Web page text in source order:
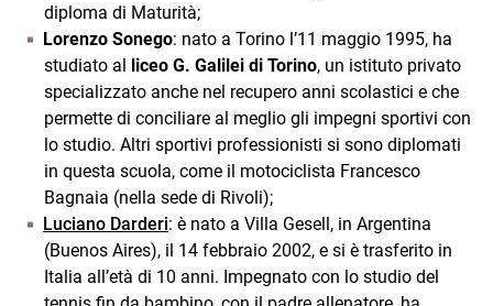
diploma di Maturità;
Lorenzo Sonego: nato a Torino l’11 maggio 1995, ha
studiato al liceo G. Galilei di Torino, un istituto privato
specializzato anche nel recupero anni scolastici e che
permette di conciliare al meglio gli impegni sportivi con
lo studio. Altri sportivi professionisti si sono diplomati
in questa scuola, come il motociclista Francesco
Bagnaia (nella sede di Rivoli);
Luciano Darderi: è nato a Villa Gesell, in Argentina
(Buenos Aires), il 14 febbraio 2002, e si è trasferito in
Italia all’età di 10 anni. Impegnato con lo studio del